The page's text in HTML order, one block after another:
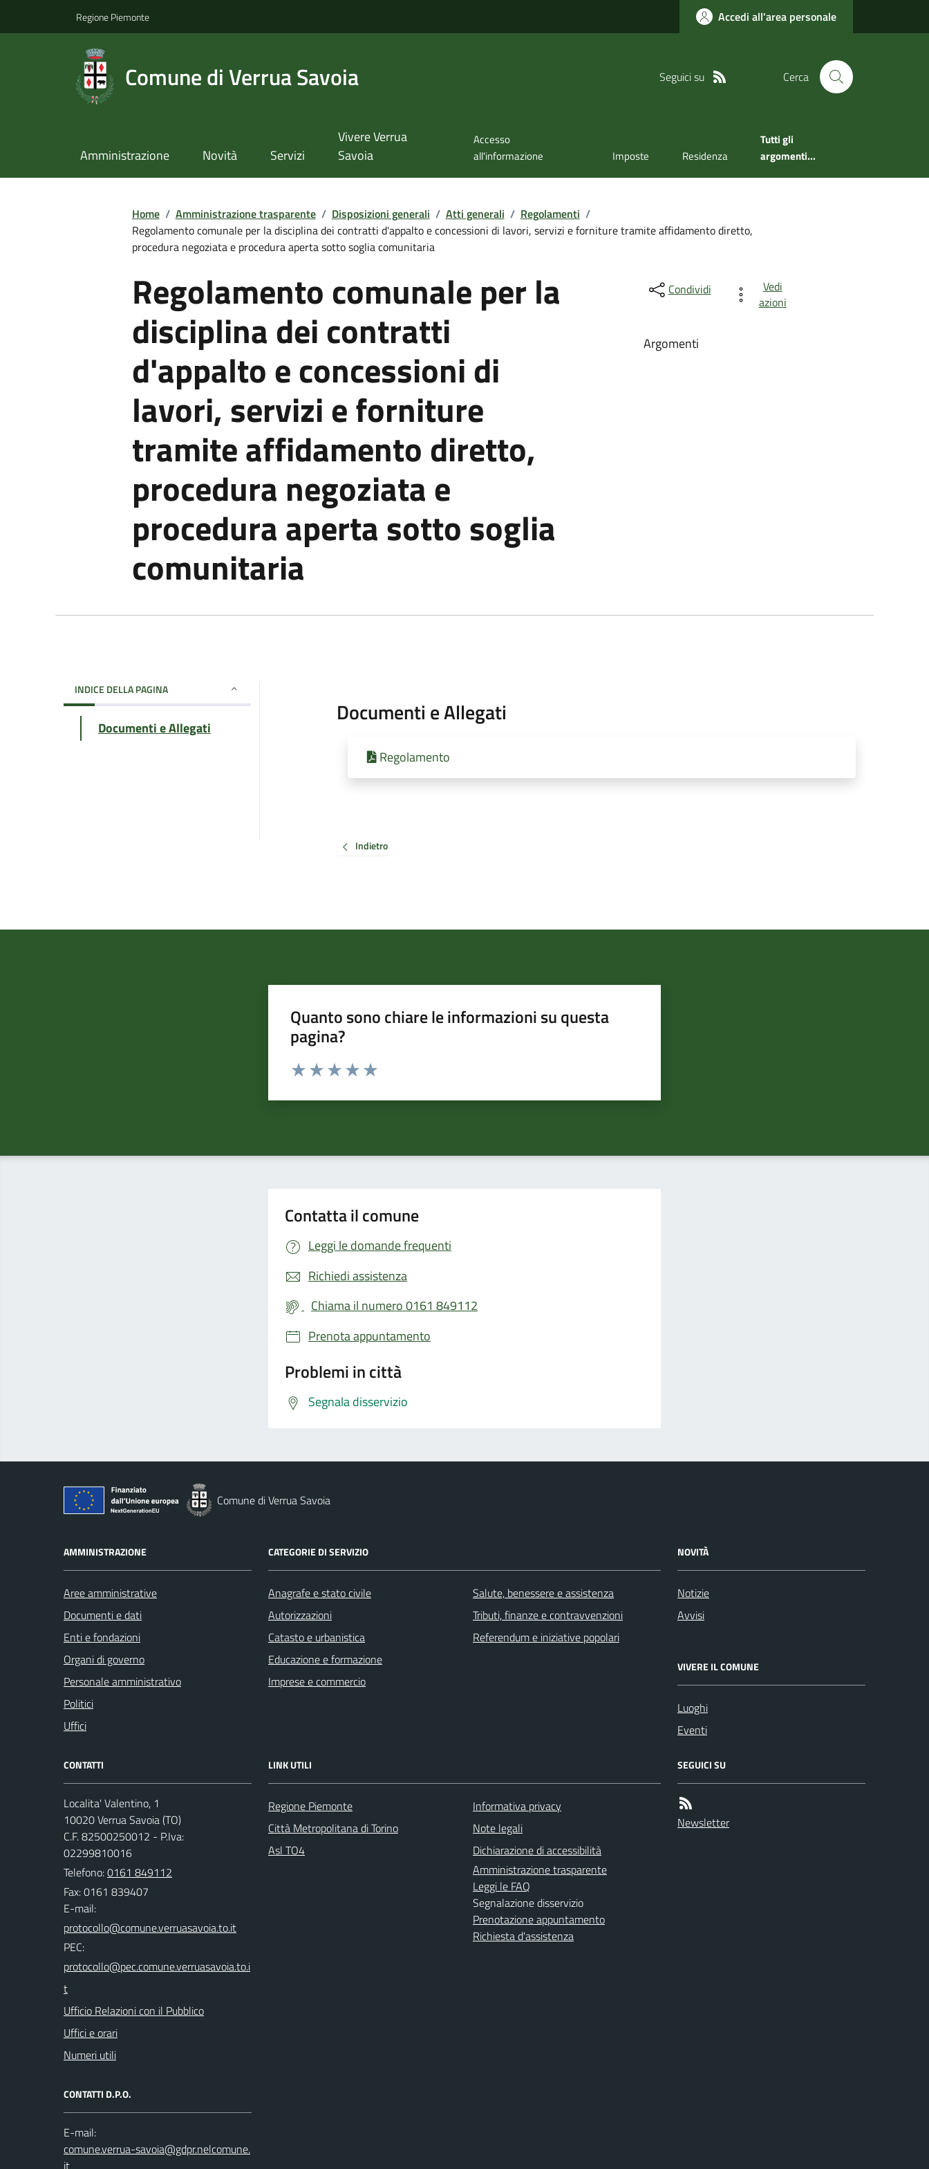
Regione Piemonte Accedi all'area personale
Comune di Verrua Savoia Seguici su Cerca
Amministrazione Novità Servizi
Vivere Verrua
Savoia
Accesso
all'informazione
Imposte Residenza
Tutti gli
argomenti...
Home / Amministrazione trasparente / Disposizioni generali / Atti generali / Regolamenti /
Regolamento comunale per la disciplina dei contratti d'appalto e concessioni di lavori, servizi e forniture tramite affidamento diretto,
procedura negoziata e procedura aperta sotto soglia comunitaria
Regolamento comunale per la
disciplina dei contratti
d'appalto e concessioni di
lavori, servizi e forniture
tramite affidamento diretto,
procedura negoziata e
procedura aperta sotto soglia
comunitaria
Condividi
Vedi
azioni
Argomenti
INDICE DELLA PAGINA
Documenti e Allegati
Documenti e Allegati
Regolamento
Indietro
Quanto sono chiare le informazioni su questa
pagina?
Valuta da 1 a 5 stelle la pagina
Contatta il comune
Leggi le domande frequenti
Richiedi assistenza
Chiama il numero 0161 849112
Prenota appuntamento
Problemi in città
Segnala disservizio
Comune di Verrua Savoia
AMMINISTRAZIONE
Aree amministrative
Documenti e dati
Enti e fondazioni
Organi di governo
Personale amministrativo
Politici
Uffici
CATEGORIE DI SERVIZIO
Anagrafe e stato civile
Autorizzazioni
Catasto e urbanistica
Educazione e formazione
Imprese e commercio
Salute, benessere e assistenza
Tributi, finanze e contravvenzioni
Referendum e iniziative popolari
NOVITÀ
Notizie
Avvisi
VIVERE IL COMUNE
Luoghi
Eventi
CONTATTI
Localita' Valentino, 1
10020 Verrua Savoia (TO)
C.F. 82500250012 - P.Iva:
02299810016
Telefono:0161 849112
Fax: 0161 839407
E-mail:
PEC:
Ufficio Relazioni con il Pubblico
Uffici e orari
Numeri utili
CONTATTI D.P.O.
E-mail:
LINK UTILI
Regione Piemonte
Città Metropolitana di Torino
Asl TO4
Informativa privacy
Note legali
Dichiarazione di accessibilità
Amministrazione trasparente
Leggi le FAQ
Segnalazione disservizio
Prenotazione appuntamento
Richiesta d'assistenza
SEGUICI SU
Newsletter